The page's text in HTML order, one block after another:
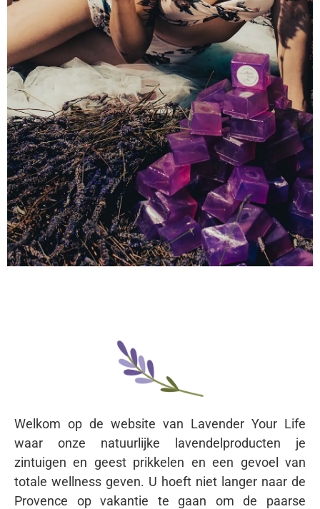
genieten met de
producten van
Lavender Your
Life!
Welkom op de website van Lavender Your Life
waar onze natuurlijke lavendelproducten je
zintuigen en geest prikkelen en een gevoel van
totale wellness geven. U hoeft niet langer naar de
Provence op vakantie te gaan om de paarse